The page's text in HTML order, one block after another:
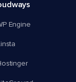
Engine